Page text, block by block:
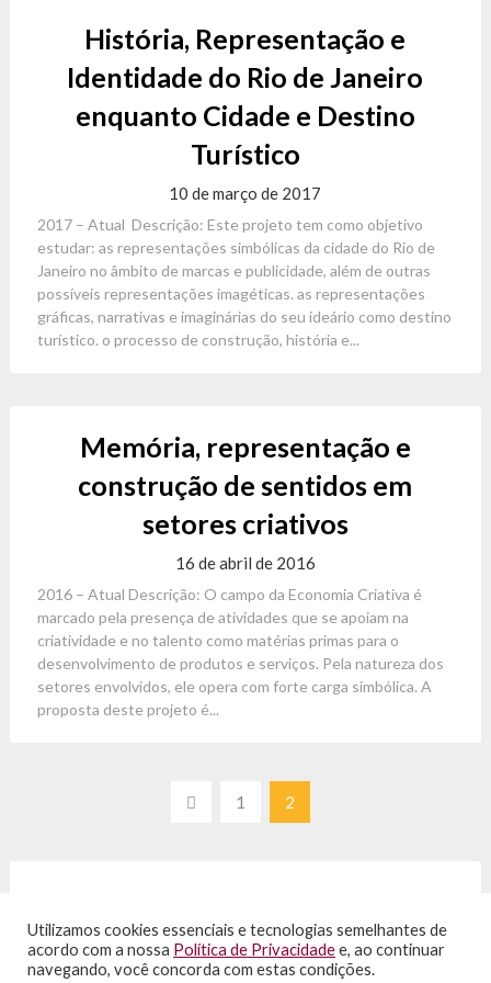
História, Representação e
Identidade do Rio de Janeiro
enquanto Cidade e Destino
Turístico
10 de março de 2017
2017 – Atual Descrição: Este projeto tem como objetivo
estudar: as representações simbólicas da cidade do Rio de
Janeiro no âmbito de marcas e publicidade, além de outras
possíveis representações imagéticas. as representações
gráficas, narrativas e imaginárias do seu ideário como destino
turístico. o processo de construção, história e...
Memória, representação e
construção de sentidos em
setores criativos
16 de abril de 2016
2016 – Atual Descrição: O campo da Economia Criativa é
marcado pela presença de atividades que se apoiam na
criatividade e no talento como matérias primas para o
desenvolvimento de produtos e serviços. Pela natureza dos
setores envolvidos, ele opera com forte carga simbólica. A
proposta deste projeto é...
1 2
Utilizamos cookies essenciais e tecnologias semelhantes de
acordo com a nossa Política de Privacidadee, ao continuar
navegando, você concorda com estas condições.